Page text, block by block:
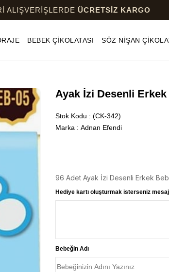
ÜCRETSİZ KARGO
BEBEK ÇİKOLATASI SÖZ NİŞAN
Ayak İzi Desenli
Stok Kodu
(CK-342)
Marka : Adnan Efendi
96 Adet Ayak İzi Desenli Erkek
Hediye kartı oluşturmak isterseniz
Bebeğin Adı